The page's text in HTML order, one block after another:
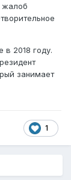
жалоб
2018 году.
занимает
1